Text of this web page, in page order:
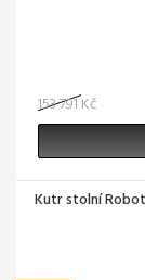
153 791 Kč
Kutr stolní